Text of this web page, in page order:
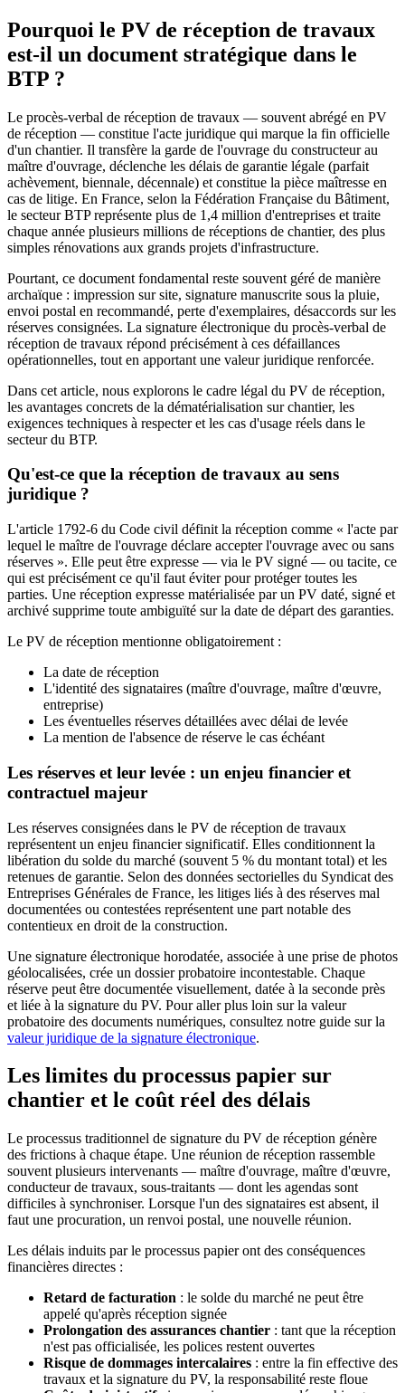
Pourquoi le PV de réception de travaux
est-il un document stratégique dans le
BTP ?
Le procès-verbal de réception de travaux — souvent abrégé en PV
de réception — constitue l'acte juridique qui marque la fin officielle
d'un chantier. Il transfère la garde de l'ouvrage du constructeur au
maître d'ouvrage, déclenche les délais de garantie légale (parfait
achèvement, biennale, décennale) et constitue la pièce maîtresse en
cas de litige. En France, selon la Fédération Française du Bâtiment,
le secteur BTP représente plus de 1,4 million d'entreprises et traite
chaque année plusieurs millions de réceptions de chantier, des plus
simples rénovations aux grands projets d'infrastructure.
Pourtant, ce document fondamental reste souvent géré de manière
archaïque : impression sur site, signature manuscrite sous la pluie,
envoi postal en recommandé, perte d'exemplaires, désaccords sur les
réserves consignées. La signature électronique du procès-verbal de
réception de travaux répond précisément à ces défaillances
opérationnelles, tout en apportant une valeur juridique renforcée.
Dans cet article, nous explorons le cadre légal du PV de réception,
les avantages concrets de la dématérialisation sur chantier, les
exigences techniques à respecter et les cas d'usage réels dans le
secteur du BTP.
Qu'est-ce que la réception de travaux au sens
juridique ?
L'article 1792-6 du Code civil définit la réception comme « l'acte par
lequel le maître de l'ouvrage déclare accepter l'ouvrage avec ou sans
réserves ». Elle peut être expresse — via le PV signé — ou tacite, ce
qui est précisément ce qu'il faut éviter pour protéger toutes les
parties. Une réception expresse matérialisée par un PV daté, signé et
archivé supprime toute ambiguïté sur la date de départ des garanties.
Le PV de réception mentionne obligatoirement :
La date de réception
L'identité des signataires (maître d'ouvrage, maître d'œuvre,
entreprise)
Les éventuelles réserves détaillées avec délai de levée
La mention de l'absence de réserve le cas échéant
Les réserves et leur levée : un enjeu financier et
contractuel majeur
Les réserves consignées dans le PV de réception de travaux
représentent un enjeu financier significatif. Elles conditionnent la
libération du solde du marché (souvent 5 % du montant total) et les
retenues de garantie. Selon des données sectorielles du Syndicat des
Entreprises Générales de France, les litiges liés à des réserves mal
documentées ou contestées représentent une part notable des
contentieux en droit de la construction.
Une signature électronique horodatée, associée à une prise de photos
géolocalisées, crée un dossier probatoire incontestable. Chaque
réserve peut être documentée visuellement, datée à la seconde près
et liée à la signature du PV. Pour aller plus loin sur la valeur
probatoire des documents numériques, consultez notre guide sur la
valeur juridique de la signature électronique.
Les limites du processus papier sur
chantier et le coût réel des délais
Le processus traditionnel de signature du PV de réception génère
des frictions à chaque étape. Une réunion de réception rassemble
souvent plusieurs intervenants — maître d'ouvrage, maître d'œuvre,
conducteur de travaux, sous-traitants — dont les agendas sont
difficiles à synchroniser. Lorsque l'un des signataires est absent, il
faut une procuration, un renvoi postal, une nouvelle réunion.
Les délais induits par le processus papier ont des conséquences
financières directes :
Retard de facturation : le solde du marché ne peut être
appelé qu'après réception signée
Prolongation des assurances chantier : tant que la réception
n'est pas officialisée, les polices restent ouvertes
Risque de dommages intercalaires : entre la fin effective des
travaux et la signature du PV, la responsabilité reste floue